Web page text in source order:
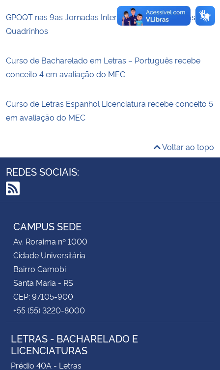
Advocacia-Geral da União
Banco Central do Brasil
GPOQT nas 9as Jornadas Internacionais de Histórias em
Quadrinhos
Curso de Bacharelado em Letras – Português recebe
conceito 4 em avaliação do MEC
Curso de Letras Espanhol Licenciatura recebe conceito 5
em avaliação do MEC
Voltar ao topo
REDES SOCIAIS:
RSS
CAMPUS SEDE
Av. Roraima nº 1000
Cidade Universitária
Bairro Camobi
Santa Maria - RS
CEP: 97105-900
+55 (55) 3220-8000
LETRAS - BACHARELADO E
LICENCIATURAS
Prédio 40A - Letras